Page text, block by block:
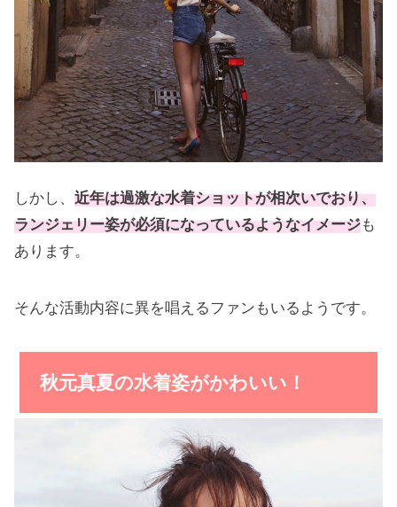
しかし、近年は過激な水着ショットが相次いでおり、
ランジェリー姿が必須になっているようなイメージも
あります。
そんな活動内容に異を唱えるファンもいるようです。
秋元真夏の水着姿がかわいい！